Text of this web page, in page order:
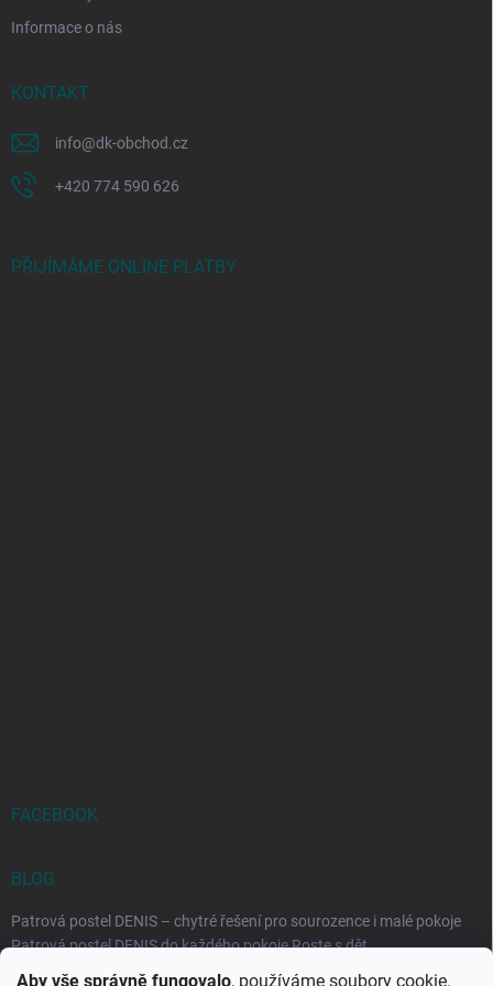
Aby vše správně fungovalo, používáme soubory cookie.
Informace o nás
KONTAKT
info@dk-obchod.cz
+420 774 590 626
PŘIJÍMÁME ONLINE PLATBY
FACEBOOK
BLOG
Patrová postel DENIS – chytré řešení pro sourozence i malé pokoje
Patrová postel DENIS do každého pokoje Roste s dět...